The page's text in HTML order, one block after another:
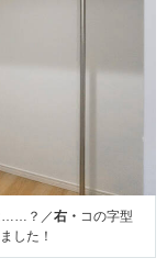
……？／右・ コの字型
した！